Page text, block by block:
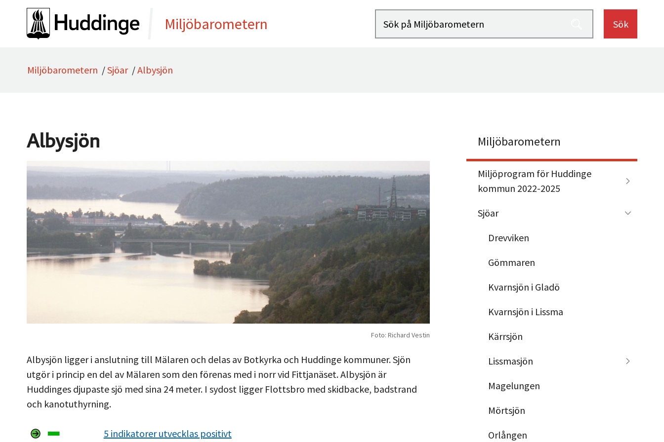
Gå direkt till sidans innehåll Miljöbarometern Sök
Miljöbarometern /Sjöar /Albysjön
Albysjön
Foto: Richard Vestin
Albysjön ligger i anslutning till Mälaren och delas av Botkyrka och Huddinge kommuner. Sjön
utgör i princip en del av Mälaren som den förenas med i norr vid Fittjanäset. Albysjön är
Huddinges djupaste sjö med sina 24 meter. I sydost ligger Flottsbro med skidbacke, badstrand
och kanotuthyrning.
5 indikatorer utvecklas positivt
Miljöbarometern
Miljöprogram för Huddinge
kommun 2022-2025
Sjöar
Drevviken
Gömmaren
Kvarnsjön i Gladö
Kvarnsjön i Lissma
Kärrsjön
Lissmasjön
Magelungen
Mörtsjön
Orlången